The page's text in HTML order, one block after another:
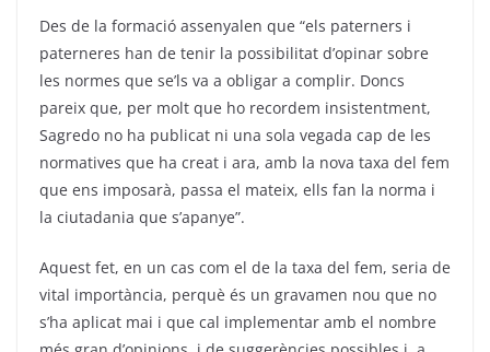
Des de la formació assenyalen que “els paterners i
paterneres han de tenir la possibilitat d’opinar sobre
les normes que se’ls va a obligar a complir. Doncs
pareix que, per molt que ho recordem insistentment,
Sagredo no ha publicat ni una sola vegada cap de les
normatives que ha creat i ara, amb la nova taxa del fem
que ens imposarà, passa el mateix, ells fan la norma i
la ciutadania que s’apanye”.
Aquest fet, en un cas com el de la taxa del fem, seria de
vital importància, perquè és un gravamen nou que no
s’ha aplicat mai i que cal implementar amb el nombre